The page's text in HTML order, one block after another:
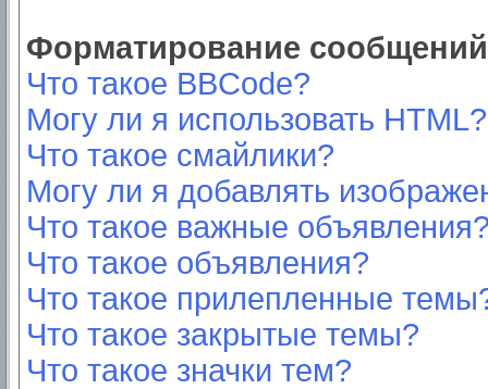
Форматирование
Что такое BBCode?
Могу ли я использовать HTML?
Что такое смайлики?
Могу ли я добавлять
Что такое важные
Что такое объявления?
Что такое прилепленные
Что такое закрытые темы?
Что такое значки тем?